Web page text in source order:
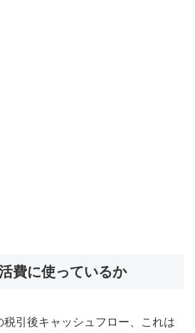
費に使っているか
引後キャッシュフロー、これは